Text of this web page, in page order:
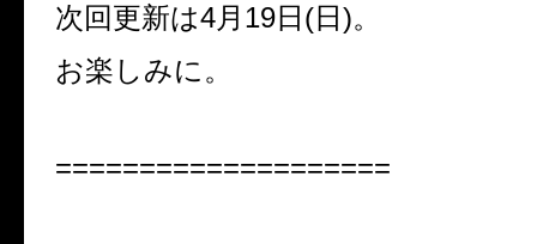
次回更新は4月 19日 (日 )。
お楽しみに。
====================